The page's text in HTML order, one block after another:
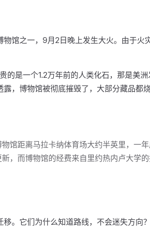
馆之一，9月2日晚上发生大火。由于火
的是一个1.2万年前的人类化石，那是美
，博物馆被彻底摧毁了，大部分藏品都
馆距离马拉卡纳体育场大约半英里，一
，而博物馆的经费来自里约热内卢大学
。它们为什么知道路线，不会迷失方向